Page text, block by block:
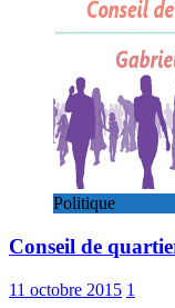
Politique
Conseil de
11 octobre 2015 1